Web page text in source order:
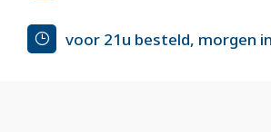
voor 21u besteld, morgen